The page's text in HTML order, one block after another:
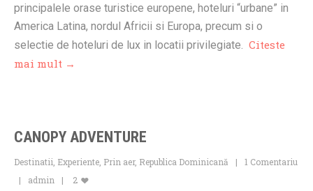
principalele orase turistice europene, hoteluri “urbane” in
America Latina, nordul Africii si Europa, precum si o
selectie de hoteluri de lux in locatii privilegiate. Citeste
mai mult →
CANOPY ADVENTURE
Destinatii Experiente Prin aer, Republica Dominicană
1 Comentariu
admin
2